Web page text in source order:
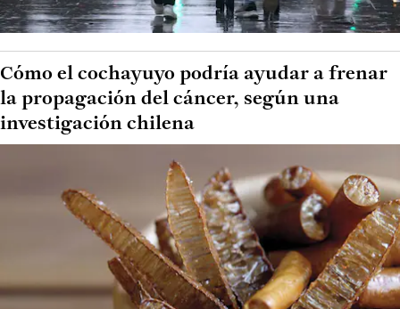
Cómo el cochayuyo podría ayudar a frenar
la propagación del cáncer, según una
investigación chilena